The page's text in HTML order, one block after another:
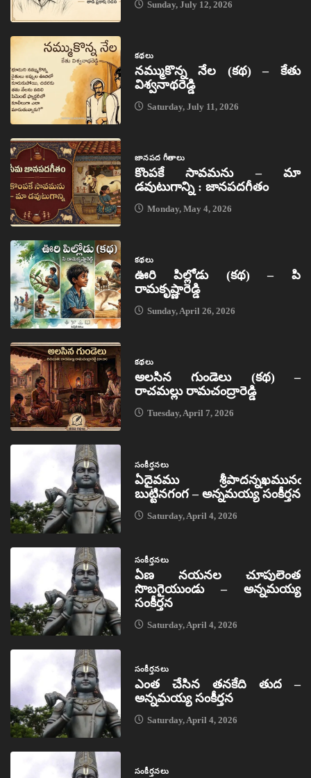
Sunday, July 12, 2026
కథలు
నమ్ముకొన్న నేల (కథ) – కేతు
విశ్వనాథరెడ్డి
Saturday, July 11, 2026
జానపద గీతాలు
కొంపకే సావమను – మా
డవుటుగాన్ని : జానపదగీతం
Monday, May 4, 2026
కథలు
ఊరి పిల్లోడు (కథ) – పి
రామకృష్ణారెడ్డి
Sunday, April 26, 2026
కథలు
అలసిన గుండెలు (కథ) –
రాచమల్లు రామచంద్రారెడ్డి
Tuesday, April 7, 2026
సంకీర్తనలు
ఏదైవము శ్రీపాదన్నఖమునఁ
బుట్టినగంగ – అన్నమయ్య సంకీర్తన
Saturday, April 4, 2026
సంకీర్తనలు
ఏణ నయనల చూపులెంత
సొబగైయుండు – అన్నమయ్య
సంకీర్తన
Saturday, April 4, 2026
సంకీర్తనలు
ఎంత చేసిన తనకేది తుద –
అన్నమయ్య సంకీర్తన
Saturday, April 4, 2026
సంకీర్తనలు